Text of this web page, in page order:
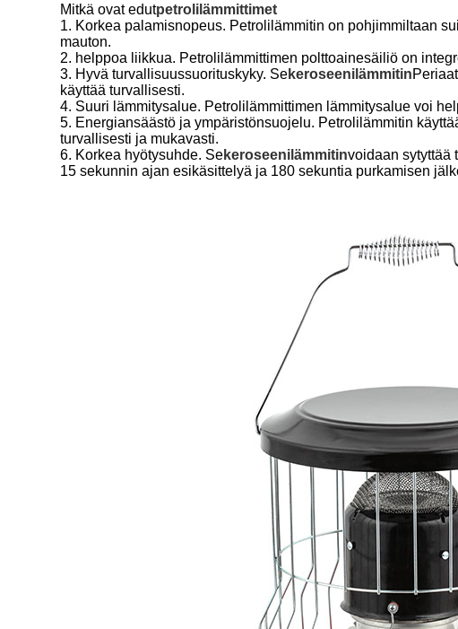
Mitkä ovat edutpetrolilämmittimet
1. Korkea palamisnopeus. Petrolilämmitin on pohjimmiltaan
mauton.
2. helppoa liikkua. Petrolilämmittimen polttoainesäiliö on
3. Hyvä turvallisuussuorituskyky. Sekeroseenilämmitin
käyttää turvallisesti.
4. Suuri lämmitysalue. Petrolilämmittimen lämmitysalue voi
5. Energiansäästö ja ympäristönsuojelu. Petrolilämmitin
turvallisesti ja mukavasti.
6. Korkea hyötysuhde. Sekeroseenilämmitinvoidaan sytyttää
15 sekunnin ajan esikäsittelyä ja 180 sekuntia purkamisen